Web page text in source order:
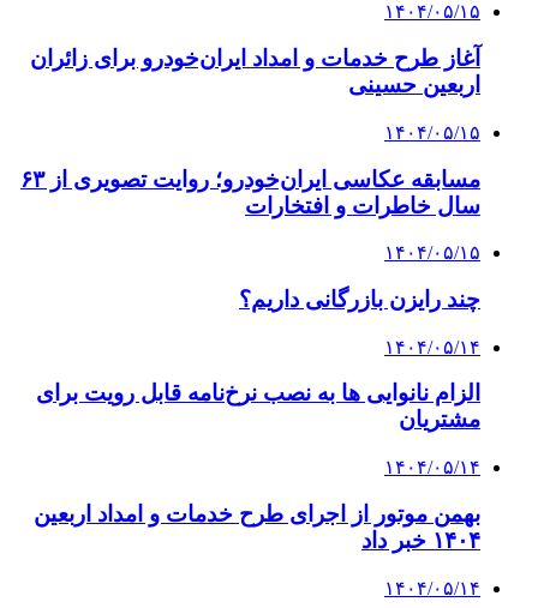
۱۴۰۴/۰۵/۱۵
آغاز طرح خدمات و امداد ایران‌خودرو برای زائران
اربعین حسینی
۱۴۰۴/۰۵/۱۵
مسابقه عکاسی ایران‌خودرو؛ روایت تصویری از ۶۳
سال خاطرات و افتخارات
۱۴۰۴/۰۵/۱۵
چند رایزن بازرگانی داریم؟
۱۴۰۴/۰۵/۱۴
الزام نانوایی ها به نصب نرخ‌نامه قابل رویت برای
مشتریان
۱۴۰۴/۰۵/۱۴
بهمن موتور از اجرای طرح خدمات و امداد اربعین
۱۴۰۴ خبر داد
۱۴۰۴/۰۵/۱۴